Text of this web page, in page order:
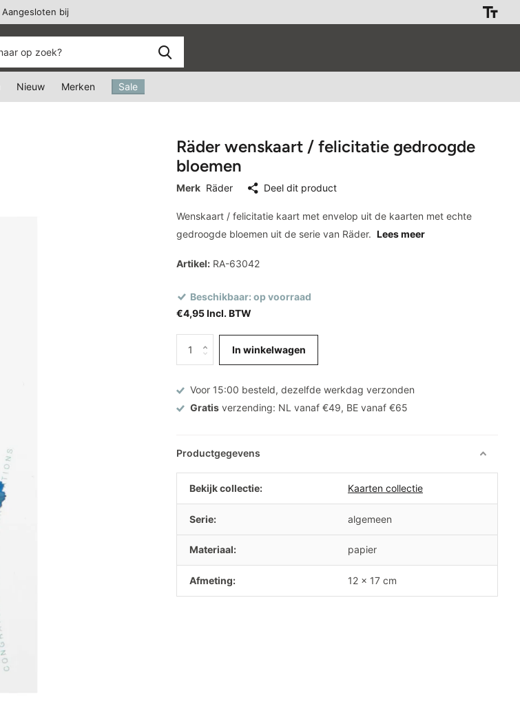
Aangesloten bij
Webshop Keurmerk
Nieuw Merken Sale
Räder wenskaart / felicitatie gedroogde
bloemen
Merk Räder Deel dit product
Wenskaart / felicitatie kaart met envelop uit de kaarten met echte
gedroogde bloemen uit de serie van Räder. Lees meer
Artikel: RA-63042
Beschikbaar: op voorraad
€4,95 Incl. BTW
In winkelwagen
Voor 15:00 besteld, dezelfde werkdag verzonden
Gratis verzending: NL vanaf €49, BE vanaf €65
Productgegevens
Bekijk collectie: Kaarten collectie
Serie: algemeen
Materiaal: papier
Afmeting: 12 x 17 cm